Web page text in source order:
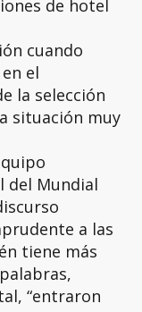
de hotel
cuando
el
la selección
situación muy
del Mundial
a las
tiene más
“entraron